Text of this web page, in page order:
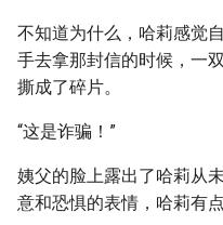
不知道为什么，哈莉感觉
手去拿那封信的时候，一
撕成了碎片。
“这是诈骗！”
姨父的脸上露出了哈莉从
意和恐惧的表情，哈莉有